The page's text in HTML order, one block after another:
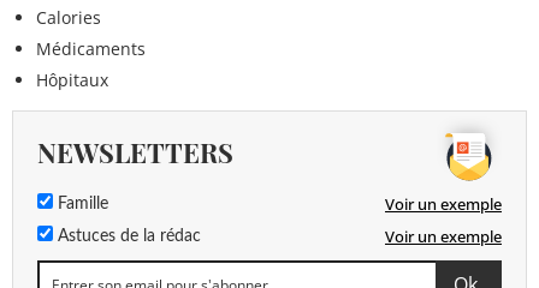
Calories
Médicaments
Hôpitaux
NEWSLETTERS
Famille Voir un exemple
Astuces de la rédac Voir un exemple